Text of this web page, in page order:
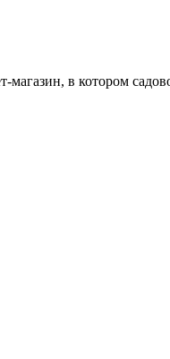
в котором